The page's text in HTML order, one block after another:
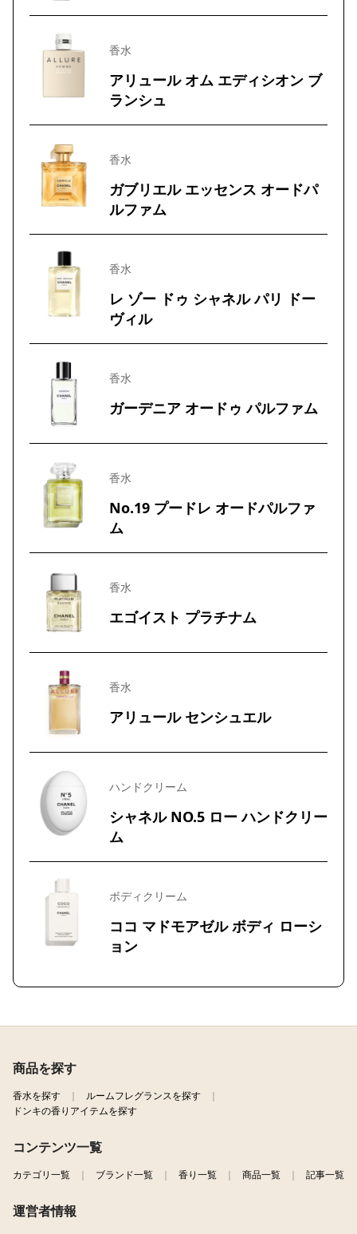
香水
アリュール オム エディシオン ブ
ランシュ
香水
ガブリエル エッセンス オードパ
ルファム
香水
レ ゾー ドゥ シャネル パリ ドー
ヴィル
香水
ガーデニア オードゥ パルファム
香水
No.19 プードレ オードパルファ
ム
香水
エゴイスト プラチナム
香水
アリュール センシュエル
ハンドクリーム
シャネル NO.5 ロー ハンドクリー
ム
ボディクリーム
ココ マドモアゼル ボディ ローシ
ョン
商品を探す
香水を探す
ルームフレグランスを探す
ドンキの香りアイテムを探す
コンテンツ一覧
カテゴリ一覧 ブランド一覧 香り一覧 商品一覧 記事一覧
運営者情報